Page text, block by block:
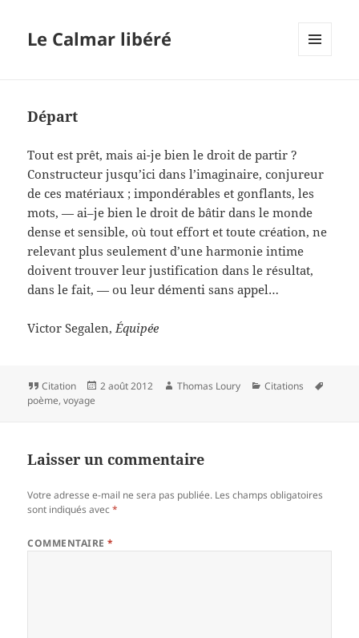
Le Calmar libéré
Départ
Tout est prêt, mais ai-je bien le droit de partir ?
Constructeur jusqu’ici dans l’imaginaire, conjureur
de ces matériaux ; impondérables et gonflants, les
mots, — ai–je bien le droit de bâtir dans le monde
dense et sensible, où tout effort et toute création, ne
relevant plus seulement d’une harmonie intime
doivent trouver leur justification dans le résultat,
dans le fait, — ou leur démenti sans appel…
Victor Segalen,Équipée
Format
Citation
Publié
2 août 2012 Auteur
Thomas Loury Catégories
Citations
poème,voyage
Laisser un commentaire
Votre adresse e-mail ne sera pas publiée. Les champs obligatoires
sont indiqués avec*
COMMENTAIRE*